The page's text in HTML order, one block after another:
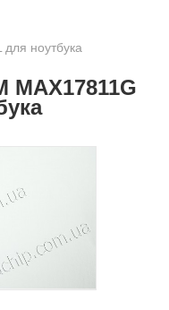
ноутбука
MAX17811G